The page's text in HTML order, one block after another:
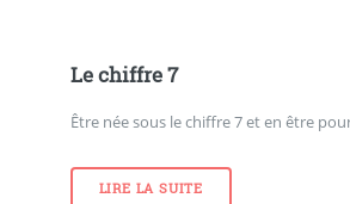
Le chiffre 7
Être née sous le chiffre 7 et en être
LIRE LA SUITE